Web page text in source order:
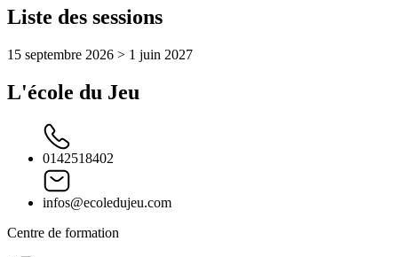
Liste des sessions
15 septembre 2026 > 1 juin 2027
L'école du Jeu
0142518402
infos@ecoledujeu.com
Centre de formation